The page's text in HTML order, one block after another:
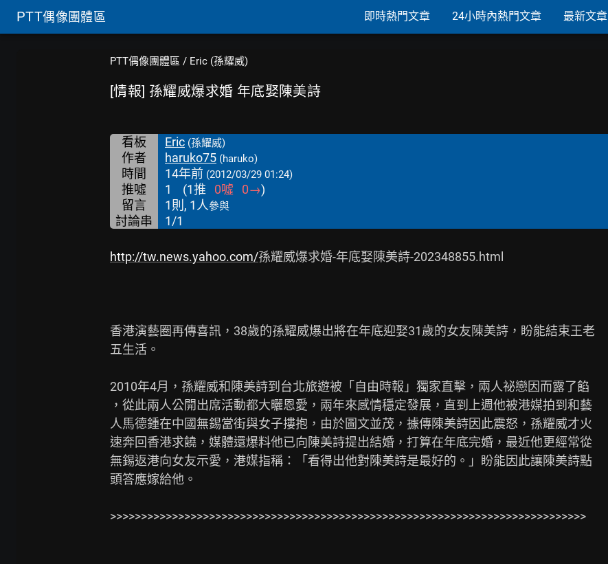
PTT偶像團體區 即時熱門文章 24小時內熱門文章 最新文章
PTT偶像團體區 / Eric (孫耀威)
[情報] 孫耀威爆求婚 年底娶陳美詩
看板 Eric (孫耀威)
作者 haruko75 (haruko)
時間 14年前 (2012/03/29 01:24)
推噓 1 (1推 0噓 0→)
留言
1則, 1人參與
討論串 1/1
http://tw.news.yahoo.com/孫耀威爆求婚-年底娶陳美詩-202348855.html
香港演藝圈再傳喜訊，38歲的孫耀威爆出將在年底迎娶31歲的女友陳美詩，盼能結束王老
五生活。
2010年4月，孫耀威和陳美詩到台北旅遊被「自由時報」獨家直擊，兩人祕戀因而露了餡
，從此兩人公開出席活動都大曬恩愛，兩年來感情穩定發展，直到上週他被港媒拍到和藝
人馬德鍾在中國無錫當街與女子摟抱，由於圖文並茂，據傳陳美詩因此震怒，孫耀威才火
速奔回香港求饒，媒體還爆料他已向陳美詩提出結婚，打算在年底完婚，最近他更經常從
無錫返港向女友示愛，港媒指稱：「看得出他對陳美詩是最好的。」盼能因此讓陳美詩點
頭答應嫁給他。
>>>>>>>>>>>>>>>>>>>>>>>>>>>>>>>>>>>>>>>>>>>>>>>>>>>>>>>>>>>>>>>>>>>>>>>>>>>>>